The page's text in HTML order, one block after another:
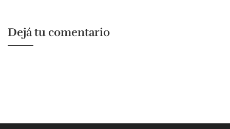
Dejá tu comentario